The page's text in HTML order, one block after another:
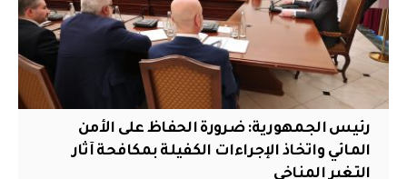
رئيس الجمهورية: ضرورة الحفاظ على الأمن
المائي واتخاذ الإجراءات الكفيلة بمكافحة آثار
التغير المناخي